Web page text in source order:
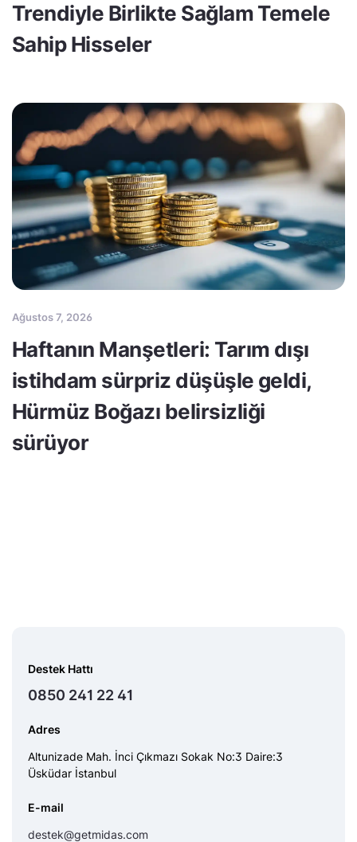
Trendiyle Birlikte Sağlam Temele
Sahip Hisseler
Ağustos 7, 2026
Haftanın Manşetleri: Tarım dışı
istihdam sürpriz düşüşle geldi,
Hürmüz Boğazı belirsizliği
sürüyor
Destek Hattı
0850 241 22 41
Adres
Altunizade Mah. İnci Çıkmazı Sokak No:3 Daire:3
Üsküdar İstanbul
E-mail
destek@getmidas.com